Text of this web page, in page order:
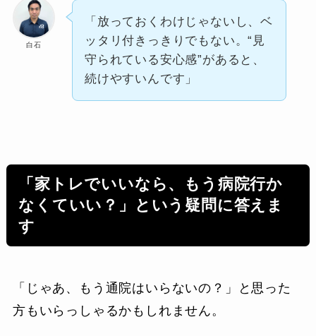
白石
「放っておくわけじゃないし、ベ
ッタリ付きっきりでもない。“見
守られている安心感”があると、
続けやすいんです」
「家トレでいいなら、もう病院行か
なくていい？」という疑問に答えま
す
「じゃあ、もう通院はいらないの？」と思った
方もいらっしゃるかもしれません。